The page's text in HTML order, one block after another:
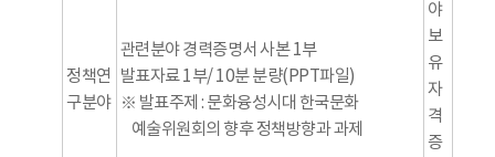
정책연
구분야
관련분야 경력증명서 사본 1부
발표자료 1부/ 10분 분량(PPT파일)
※ 발표주제 : 문화융성시대 한국문화
예술위원회의 향후 정책방향과 과제
야
보
유
자
격
증